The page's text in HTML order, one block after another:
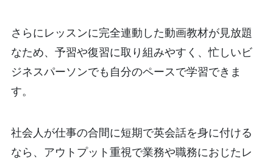
さらにレッスンに完全連動した動画教材が見放題
なため、予習や復習に取り組みやすく、忙しいビ
ジネスパーソンでも自分のペースで学習できま
す。
社会人が仕事の合間に短期で英会話を身に付ける
なら、アウトプット重視で業務や職務におじたレ